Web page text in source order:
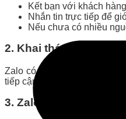
Kết bạn với khách
Nhắn tin trực tiếp để
Nếu chưa có nhiều
2. Khai thác nhóm trên
Zalo có nhiều nhóm được
tiếp cận khách hàng mục
3. Zalo Marketing